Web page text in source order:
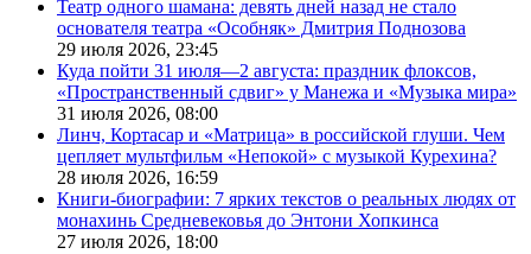
Театр одного шамана: девять дней назад не стало
основателя театра «Особняк» Дмитрия Поднозова
29 июля 2026, 23:45
Куда пойти 31 июля—2 августа: праздник флоксов,
«Пространственный сдвиг» у Манежа и «Музыка мира»
31 июля 2026, 08:00
Линч, Кортасар и «Матрица» в российской глуши. Чем
цепляет мультфильм «Непокой» с музыкой Курехина?
28 июля 2026, 16:59
Книги-биографии: 7 ярких текстов о реальных людях от
монахинь Средневековья до Энтони Хопкинса
27 июля 2026, 18:00